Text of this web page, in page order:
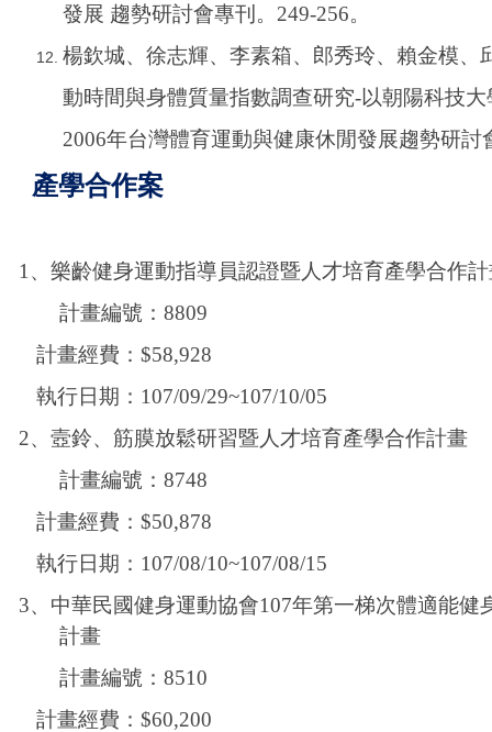
發展 趨勢研討會專刊。249-256。
楊欽城、徐志輝、李素箱、郎秀玲、賴金模、
動時間與身體質量指數調查研究-以朝陽科技
2006年台灣體育運動與健康休閒發展趨勢研討
產學合作案
1 、樂齡健身運動指導員認證暨人才培育產學合作
計畫編號：8809
計畫經費： $58,928
執行日期： 107/09/29~107/10/05
2、壼鈴、筋膜放鬆研習暨人才培育產學合作計畫
計畫編號：8748
計畫經費： $50,878
執行日期： 107/08/10~107/08/15
3、中華民國健身運動協會107年第一梯次體適能健
計畫
計畫編號：8510
計畫經費： $60,200